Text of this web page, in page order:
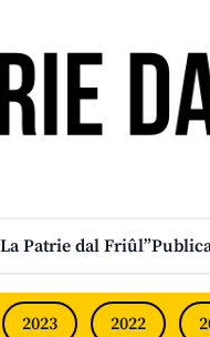
Patrie dal Friûl”
2023 2022